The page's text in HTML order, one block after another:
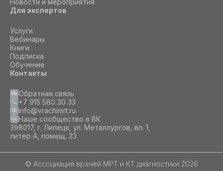
Для экспертов
Услуги
Вебинары
Книги
Подписка
Обучение
Контакты
Обратная связь
+7 915 580 30 33
info@vrachimrt.ru
Наше сообщество в ВК
398017, г. Липецк, ул. Металлургов, вл. 1,
литер А, помещ. 23
© Ассоциация врачей МРТ и КТ диагностики 2026
СОГЛАСИЕ